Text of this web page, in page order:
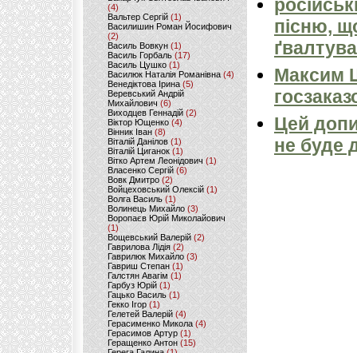
(4)
Вальтер Сергій (1)
Василишин Роман Йосифович
(2)
Василь Вовкун (1)
Василь Горбаль (17)
Василь Цушко (1)
Василюк Наталія Романівна (4)
Венедіктова Ірина(5)
Веревський Андрій
Михайлович (6)
Виходцев Геннадій (2)
Віктор Ющенко (4)
Вінник Іван (8)
Віталій Данілов (1)
Віталій Циганок (1)
Вітко Артем Леонідович(1)
Власенко Сергій (6)
Вовк Дмитро(2)
Войцеховський Олексій(1)
Волга Василь (1)
Волинець Михайло (3)
Воропаєв Юрій Миколайович
(1)
Вощевський Валерій(2)
Гаврилова Лідія (2)
Гаврилюк Михайло (3)
Гавриш Степан (1)
Галстян Авагім (1)
Гарбуз Юрій (1)
Гацько Василь (1)
Гекко Ігор(1)
Гелетей Валерій (4)
Герасименко Микола (4)
Герасимов Артур (1)
Геращенко Антон(15)
пісню,
Максим
Цей
не буде